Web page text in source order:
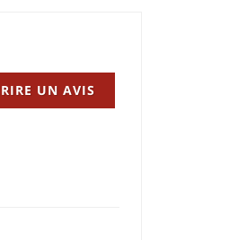
UN AVIS